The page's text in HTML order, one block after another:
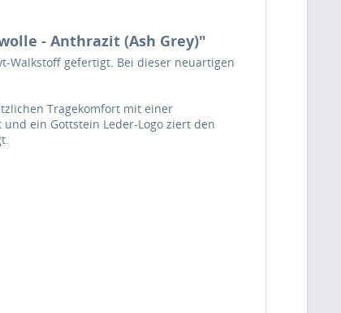
- Anthrazit (Ash Grey)"
Walkstoff gefertigt. Bei dieser neuartigen
Tragekomfort mit einer
ein Gottstein Leder-Logo ziert den